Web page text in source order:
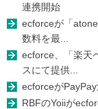
連携開始
ecforceが「
数料を最...
ecforce、「楽天
スにて提供...
ecforceが
RBFのYoiiが